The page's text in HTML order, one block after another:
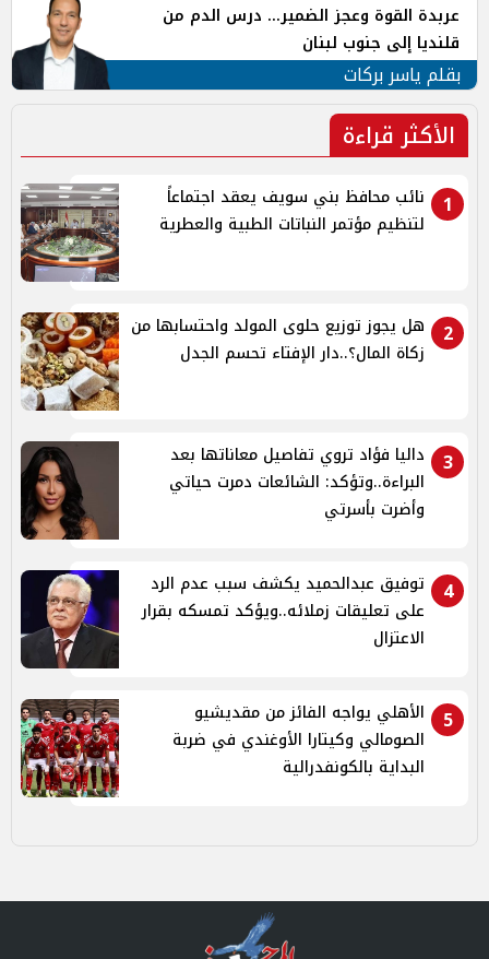
عربدة القوة وعجز الضمير... درس الدم من
قلنديا إلى جنوب لبنان
بقلم ياسر بركات
الأكثر قراءة
1
نائب محافظ بني سويف يعقد اجتماعاً
لتنظيم مؤتمر النباتات الطبية والعطرية
2
هل يجوز توزيع حلوى المولد واحتسابها من
زكاة المال؟..دار الإفتاء تحسم الجدل
3
داليا فؤاد تروي تفاصيل معاناتها بعد
البراءة..وتؤكد: الشائعات دمرت حياتي
وأضرت بأسرتي
4
توفيق عبدالحميد يكشف سبب عدم الرد
على تعليقات زملائه..ويؤكد تمسكه بقرار
الاعتزال
5
الأهلي يواجه الفائز من مقديشيو
الصومالي وكيتارا الأوغندي في ضربة
البداية بالكونفدرالية